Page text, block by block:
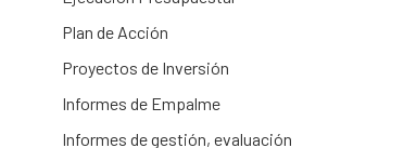
Plan de Acción
Proyectos de Inversión
Informes de Empalme
Informes de gestión, evaluación